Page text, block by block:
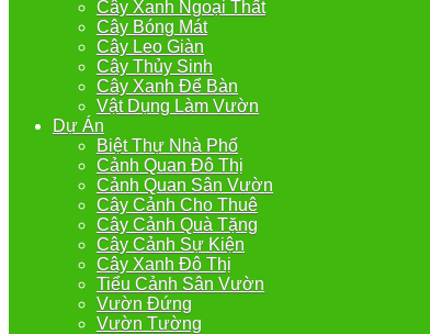
Cây Xanh Ngoại Thất
Cây Bóng Mát
Cây Leo Giàn
Cây Thủy Sinh
Cây Xanh Để Bàn
Vật Dụng Làm Vườn
Dự Án
Biệt Thự Nhà Phố
Cảnh Quan Đô Thị
Cảnh Quan Sân Vườn
Cây Cảnh Cho Thuê
Cây Cảnh Quà Tặng
Cây Cảnh Sự Kiện
Cây Xanh Đô Thị
Tiểu Cảnh Sân Vườn
Vườn Đứng
Vườn Tường